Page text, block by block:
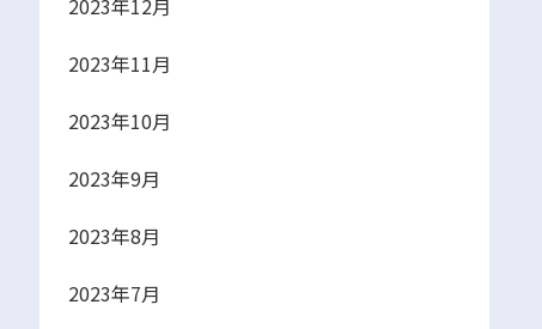
2023年12月
2023年11月
2023年10月
2023年9月
2023年8月
2023年7月